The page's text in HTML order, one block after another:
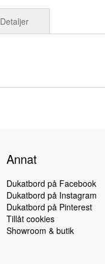
Detaljer
Annat
Dukatbord på Facebook
Dukatbord på Instagram
Dukatbord på Pinterest
Tillåt cookies
Showroom & butik